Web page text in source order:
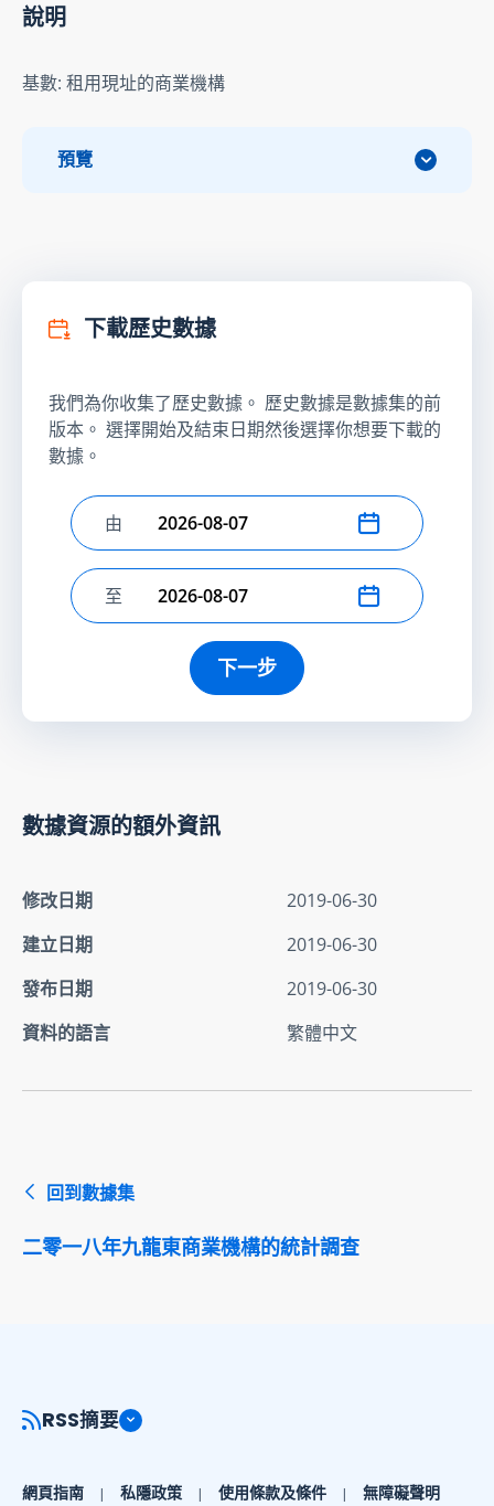
說明
基數: 租用現址的商業機構
預覽
下載歷史數據
我們為你收集了歷史數據。 歷史數據是數據集的前
版本。 選擇開始及結束日期然後選擇你想要下載的
數據。
選擇開始日期
由
選擇結束日期
至
下一步
數據資源的額外資訊
修改日期
2019-06-30
建立日期
2019-06-30
發布日期
2019-06-30
資料的語言
繁體中文
回到數據集
二零一八年九龍東商業機構的統計調查
RSS摘要
網頁指南 私隱政策 使用條款及條件 無障礙聲明